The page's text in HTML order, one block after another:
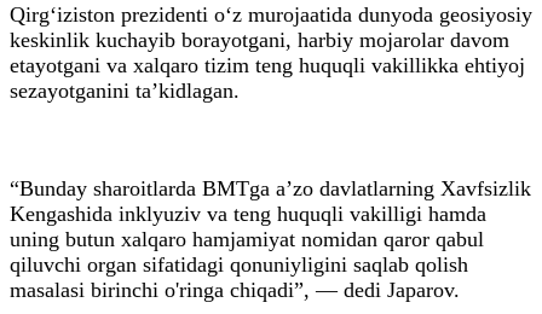
Qirg‘iziston prezidenti o‘z murojaatida dunyoda geosiyosiy
keskinlik kuchayib borayotgani, harbiy mojarolar davom
etayotgani va xalqaro tizim teng huquqli vakillikka ehtiyoj
sezayotganini ta’kidlagan.
“Bunday sharoitlarda BMTga a’zo davlatlarning Xavfsizlik
Kengashida inklyuziv va teng huquqli vakilligi hamda
uning butun xalqaro hamjamiyat nomidan qaror qabul
qiluvchi organ sifatidagi qonuniyligini saqlab qolish
masalasi birinchi o'ringa chiqadi”, — dedi Japarov.